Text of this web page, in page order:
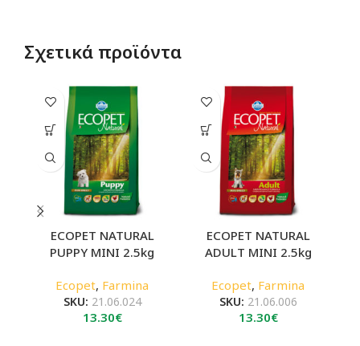
Σχετικά προϊόντα
ECOPET NATURAL
PUPPY MINI 2.5kg
Ecopet, Farmina
SKU: 21.06.024
13.30€
ECOPET NATURAL
ADULT MINI 2.5kg
Ecopet, Farmina
SKU: 21.06.006
13.30€